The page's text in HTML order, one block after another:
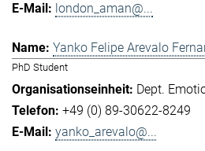
london_aman@...
Yanko Felipe Arevalo
PhD Student
Dept.
+49 (0) 89-30622-8249
yanko_arevalo@...